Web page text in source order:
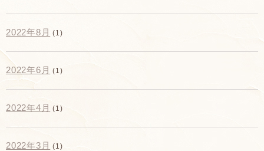
2022年8月 (1)
2022年6月 (1)
2022年4月 (1)
2022年3月 (1)